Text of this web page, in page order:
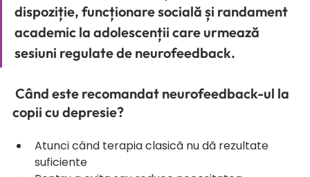
dispoziție, funcționare socială și randament
academic la adolescenții care urmează
sesiuni regulate de neurofeedback.
Când este recomandat neurofeedback-ul la
copii cu depresie?
Atunci când terapia clasică nu dă rezultate
suficiente